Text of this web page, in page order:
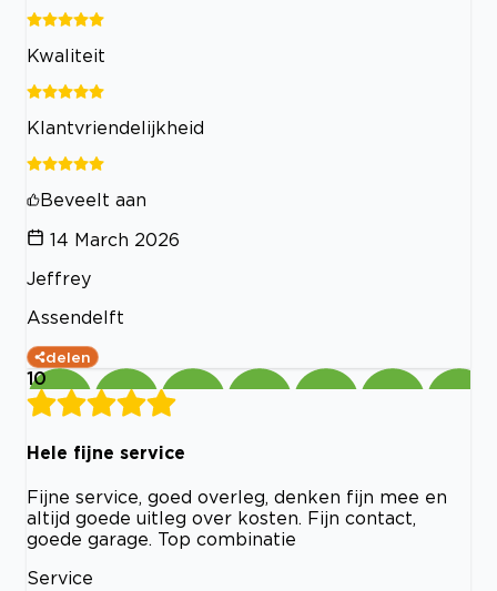
Kwaliteit
Klantvriendelijkheid
Beveelt aan
14 March 2026
Jeffrey
Assendelft
delen
10
Hele fijne service
Fijne service, goed overleg, denken fijn mee en
altijd goede uitleg over kosten. Fijn contact,
goede garage. Top combinatie
Service